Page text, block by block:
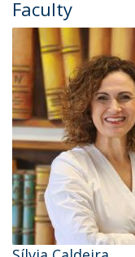
Faculty